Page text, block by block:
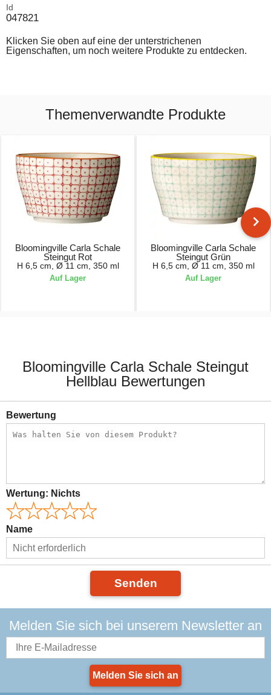
Id
047821
Klicken Sie oben auf eine der unterstrichenen
Eigenschaften, um noch weitere Produkte zu entdecken.
Themenverwandte Produkte
Bloomingville Carla Schale
Steingut Rot
H 6,5 cm, Ø 11 cm, 350 ml
Auf Lager
Bloomingville Carla Schale
Steingut Grün
H 6,5 cm, Ø 11 cm, 350 ml
Auf Lager
Bloomingville Carla Schale Steingut
Hellblau Bewertungen
Bewertung
Wertung: Nichts
Name
Senden
Melden Sie sich bei unserem Newsletter an
Melden Sie sich an